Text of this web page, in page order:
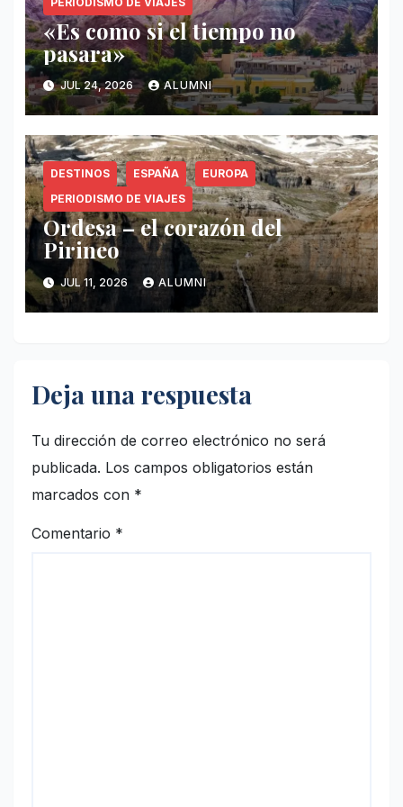
«Es como si el tiempo no
pasara»
JUL 24, 2026 ALUMNI
DESTINOS ESPAÑA
EUROPA
PERIODISMO DE VIAJES
Ordesa – el corazón del
Pirineo
JUL 11, 2026 ALUMNI
Deja una respuesta
Tu dirección de correo electrónico no será
publicada. Los campos obligatorios están
marcados con *
Comentario *